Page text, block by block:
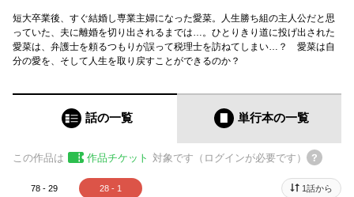
短大卒業後、すぐ結婚し専業主婦になった愛菜。人生勝ち組の主人公だと思
っていた、夫に離婚を切り出されるまでは…。ひとりきり道に投げ出された
愛菜は、弁護士を頼るつもりが誤って税理士を訪ねてしまい…？ 愛菜は自
分の愛を、そして人生を取り戻すことができるのか？
話の一覧 単行本の一覧
この作品は 作品チケット 対象です（ログインが必要です）
78 - 29 28 - 1 1話から